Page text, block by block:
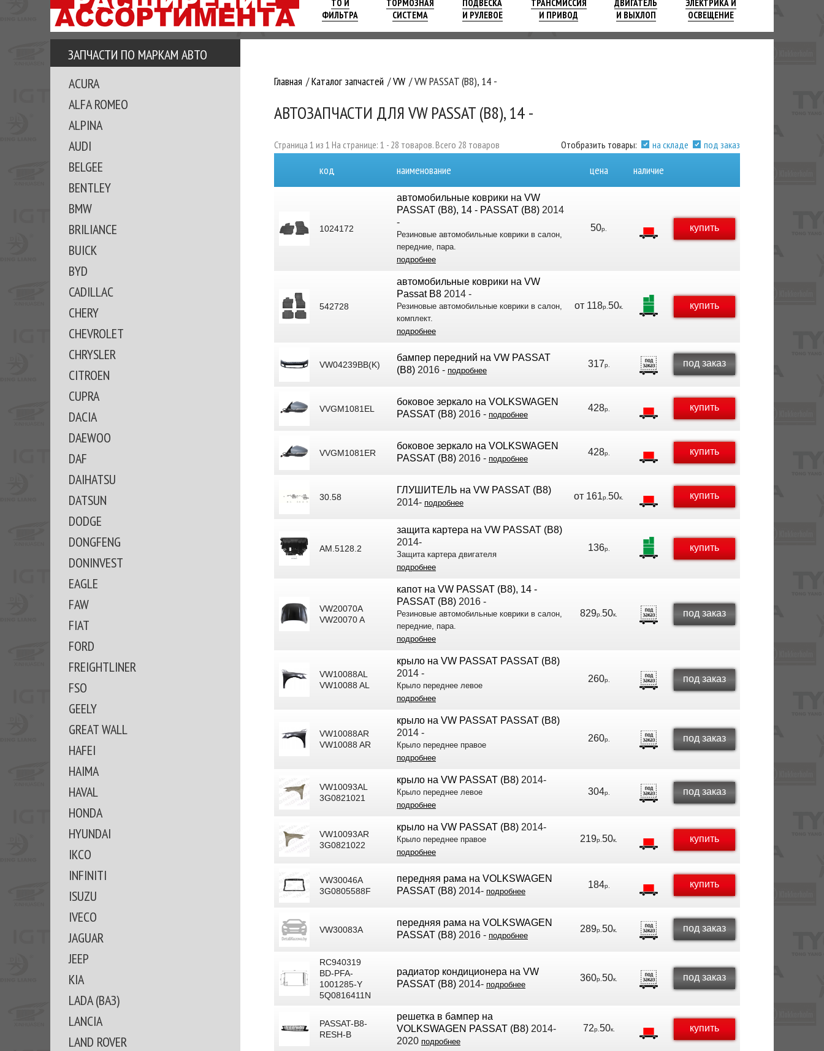
ТО И
ФИЛЬТРА
ТОРМОЗНАЯ
СИСТЕМА
ПОДВЕСКА
И РУЛЕВОЕ
ТРАНСМИССИЯ
И ПРИВОД
ДВИГАТЕЛЬ
И ВЫХЛОП
ЭЛЕКТРИКА И
ОСВЕЩЕНИЕ
ЗАПЧАСТИ ПО МАРКАМ АВТО
ACURA
ALFA ROMEO
ALPINA
AUDI
BELGEE
BENTLEY
BMW
BRILIANCE
BUICK
BYD
CADILLAC
CHERY
CHEVROLET
CHRYSLER
CITROEN
CUPRA
DACIA
DAEWOO
DAF
DAIHATSU
DATSUN
DODGE
DONGFENG
DONINVEST
EAGLE
FAW
FIAT
FORD
FREIGHTLINER
FSO
GEELY
GREAT WALL
HAFEI
HAIMA
HAVAL
HONDA
HYUNDAI
IKCO
INFINITI
ISUZU
IVECO
JAGUAR
JEEP
KIA
LADA (ВАЗ)
LANCIA
LAND ROVER
Главная Каталог запчастей VW VW PASSAT (B8), 14 -
АВТОЗАПЧАСТИ ДЛЯ VW PASSAT (B8), 14 -
Страница 1 из 1 На странице: 1 - 28 товаров. Всего 28 товаров Отобразить товары: на складе под заказ
код наименование цена наличие
1024172
автомобильные коврики на VW
PASSAT (B8), 14 - PASSAT (B8) 2014
-
Резиновые автомобильные коврики в салон,
передние, пара.
подробнее
50р. купить
542728
автомобильные коврики на VW
Passat B8 2014 -
Резиновые автомобильные коврики в салон,
комплект.
подробнее
от 118р. 50к. купить
VW04239BB(K)
бампер передний на VW PASSAT
(B8) 2016 - подробнее
317р. под заказ
VVGM1081EL
боковое зеркало на VOLKSWAGEN
PASSAT (B8) 2016 - подробнее
428р. купить
VVGM1081ER
боковое зеркало на VOLKSWAGEN
PASSAT (B8) 2016 - подробнее
428р. купить
30.58
ГЛУШИТЕЛЬ на VW PASSAT (B8)
2014- подробнее
от 161р. 50к. купить
AM.5128.2
защита картера на VW PASSAT (B8)
2014-
Защита картера двигателя
подробнее
136р. купить
VW20070A
VW20070 A
капот на VW PASSAT (B8), 14 -
PASSAT (B8) 2016 -
Резиновые автомобильные коврики в салон,
передние, пара.
подробнее
829р. 50к. под заказ
VW10088AL
VW10088 AL
крыло на VW PASSAT PASSAT (B8)
2014 -
Крыло переднее левое
подробнее
260р. под заказ
VW10088AR
VW10088 AR
крыло на VW PASSAT PASSAT (B8)
2014 -
Крыло переднее правое
подробнее
260р. под заказ
VW10093AL
3G0821021
крыло на VW PASSAT (B8) 2014-
Крыло переднее левое
подробнее
304р. под заказ
VW10093AR
3G0821022
крыло на VW PASSAT (B8) 2014-
Крыло переднее правое
подробнее
219р. 50к. купить
VW30046A
3G0805588F
передняя рама на VOLKSWAGEN
PASSAT (B8) 2014- подробнее
184р. купить
VW30083A
передняя рама на VOLKSWAGEN
PASSAT (B8) 2016 - подробнее
289р. 50к. под заказ
RC940319
BD-PFA-
1001285-Y
5Q0816411N
радиатор кондиционера на VW
PASSAT (B8) 2014- подробнее
360р. 50к. под заказ
PASSAT-B8-
RESH-B
решетка в бампер на
VOLKSWAGEN PASSAT (B8) 2014-
2020 подробнее
72р. 50к. купить